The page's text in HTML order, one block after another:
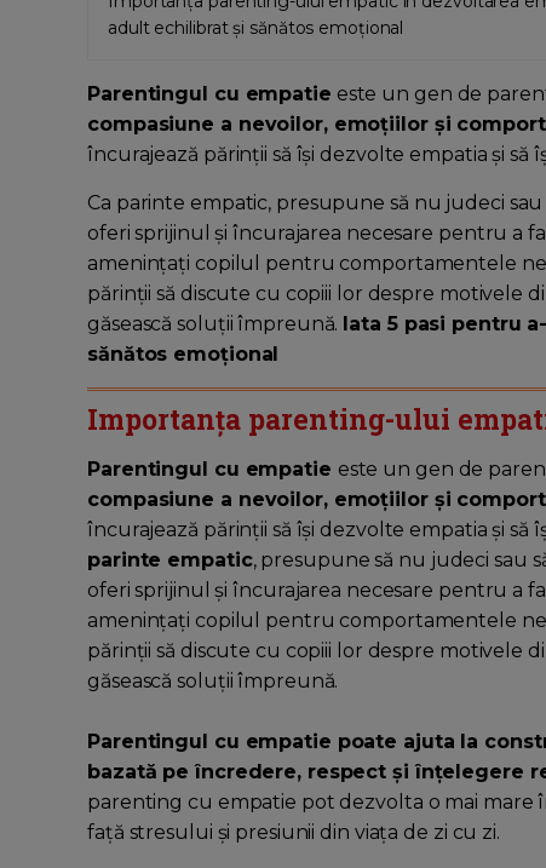
adult echilibrat și sănătos emoțional
Parentingul cu empatie este un gen de
compasiune a nevoilor, emoțiilor și
încurajează părinții să își dezvolte empatia și să
Ca parinte empatic, presupune să nu judeci
oferi sprijinul și încurajarea necesare pentru a
amenințați copilul pentru comportamentele
părinții să discute cu copiii lor despre motivele
găsească soluții împreună. Iata 5 pasi pentru
sănătos emoțional
Importanța parenting-ului
Parentingul cu empatie este un gen de
compasiune a nevoilor, emoțiilor și
încurajează părinții să își dezvolte empatia și să
parinte empatic, presupune să nu judeci sau
oferi sprijinul și încurajarea necesare pentru a
amenințați copilul pentru comportamentele
părinții să discute cu copiii lor despre motivele
găsească soluții împreună.
Parentingul cu empatie poate ajuta la
bazată pe încredere, respect și înțelegere
parenting cu empatie pot dezvolta o mai mare
față stresului și presiunii din viața de zi cu zi.